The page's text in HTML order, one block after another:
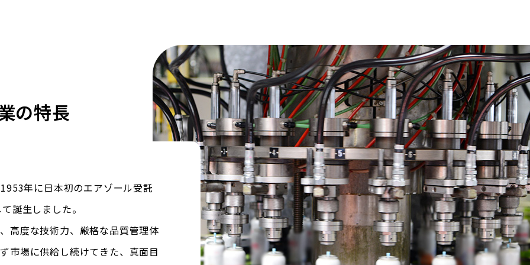
の特長
年に日本初のエアゾール受託
誕生しました。
高度な技術力、厳格な品質管理体
市場に供給し続けてきた、真面目